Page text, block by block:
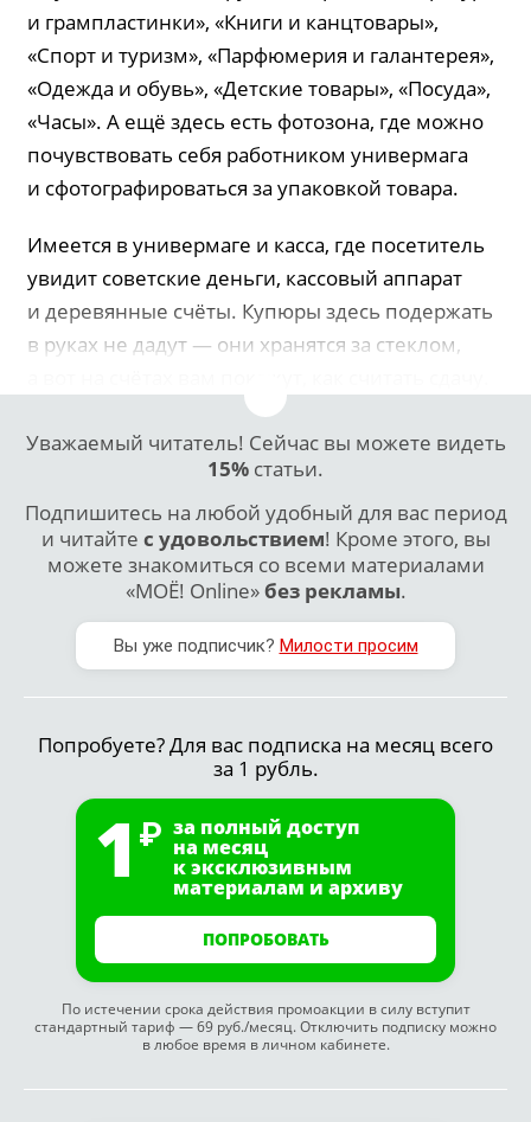
и грампластинки», «Книги и канцтовары»,
«Спорт и туризм», «Парфюмерия и галантерея»,
«Одежда и обувь», «Детские товары», «Посуда»,
«Часы». А ещё здесь есть фотозона, где можно
почувствовать себя работником универмага
и сфотографироваться за упаковкой товара.
Имеется в универмаге и касса, где посетитель
увидит советские деньги, кассовый аппарат
и деревянные счёты. Купюры здесь подержать
в руках не дадут — они хранятся за стеклом,
Уважаемый читатель! Сейчас вы можете видеть
15% статьи.
Подпишитесь на любой удобный для вас период
и читайте с удовольствием! Кроме этого, вы
можете знакомиться со всеми материалами
«МОЁ! Online»без рекламы.
Вы уже подписчик? Милости просим
Попробуете? Для вас подписка на месяц всего
за 1 рубль.
1 за полный доступ
на месяц
к эксклюзивным
материалам и архиву
ПОПРОБОВАТЬ
По истечении срока действия промоакции в силу вступит
стандартный тариф — 69 руб./месяц. Отключить подписку можно
в любое время в личном кабинете.